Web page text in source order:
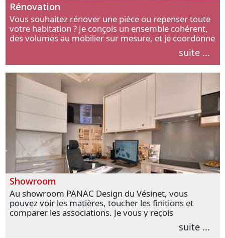
Rénovation
Vous souhaitez rénover une pièce ou repenser toute
votre habitation ? Je conçois un ensemble cohérent,
des volumes au mobilier sur mesure, et je coordonne
suite ...
Showroom
Au showroom PANAC Design du Vésinet, vous
pouvez voir les matières, toucher les finitions et
comparer les associations. Je vous y reçois
personnellement pour parler de votre projet et
transformer vos premières idées en choix plussuite ...